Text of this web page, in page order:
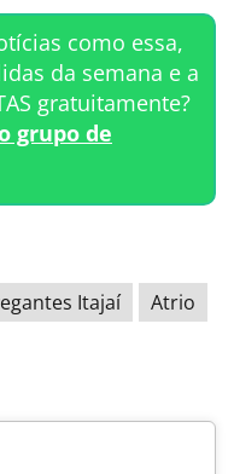
como essa,
da semana e a
gratuitamente?
grupo de
Itajaí
Atrio